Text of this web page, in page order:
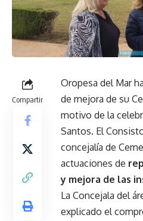
Compartir
Oropesa del Mar
de mejora de su
motivo de la
Santos. El
concejalía de
actuaciones de
y mejora de las
La Concejala del
explicado el